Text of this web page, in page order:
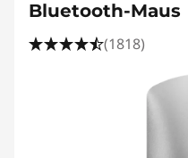
Bluetooth-Maus
(1818)